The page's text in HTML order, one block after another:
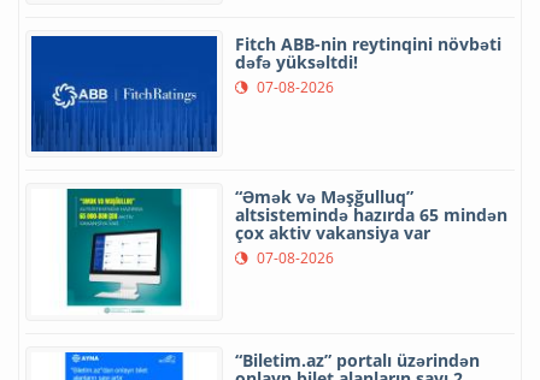
Fitch ABB-nin reytinqini növbəti
dəfə yüksəltdi!
07-08-2026
“Əmək və Məşğulluq”
altsistemində hazırda 65 mindən
çox aktiv vakansiya var
07-08-2026
“Biletim.az” portalı üzərindən